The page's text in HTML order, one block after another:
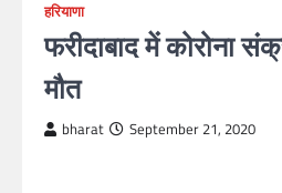
हरियाणा
फरीदाबाद में कोरोना
मौत
bharat September 21, 2020